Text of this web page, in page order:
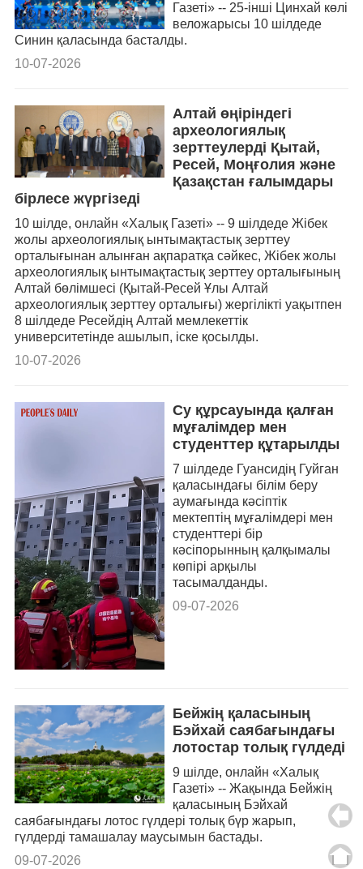
Газеті» -- 25-інші Цинхай көлі
веложарысы 10 шілдеде
Синин қаласында басталды.
10-07-2026
Алтай өңіріндегі
археологиялық
зерттеулерді Қытай,
Ресей, Моңғолия және
Қазақстан ғалымдары
бірлесе жүргізеді
10 шілде, онлайн «Халық Газеті» -- 9 шілдеде Жібек
жолы археологиялық ынтымақтастық зерттеу
орталығынан алынған ақпаратқа сәйкес, Жібек жолы
археологиялық ынтымақтастық зерттеу орталығының
Алтай бөлімшесі (Қытай-Ресей Ұлы Алтай
археологиялық зерттеу орталығы) жергілікті уақытпен
8 шілдеде Ресейдің Алтай мемлекеттік
университетінде ашылып, іске қосылды.
10-07-2026
Су құрсауында қалған
мұғалімдер мен
студенттер құтарылды
7 шілдеде Гуансидің Гуйган
қаласындағы білім беру
аумағында кәсіптік
мектептің мұғалімдері мен
студенттері бір
кәсіпорынның қалқымалы
көпірі арқылы
тасымалданды.
09-07-2026
Бейжің қаласының
Бэйхай саябағындағы
лотостар толық гүлдеді
9 шілде, онлайн «Халық
Газеті» -- Жақында Бейжің
қаласының Бэйхай
саябағындағы лотос гүлдері толық бүр жарып,
гүлдерді тамашалау маусымын бастады.
09-07-2026